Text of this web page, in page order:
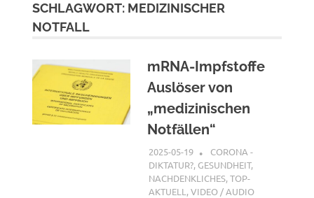
SCHLAGWORT: MEDIZINISCHER
NOTFALL
mRNA-Impfstoffe
Auslöser von
„medizinischen
Notfällen“
2025-05-19 XX
CORONA -
DIKTATUR?, GESUNDHEIT,
NACHDENKLICHES,TOP-
AKTUELL ,VIDEO / AUDIO